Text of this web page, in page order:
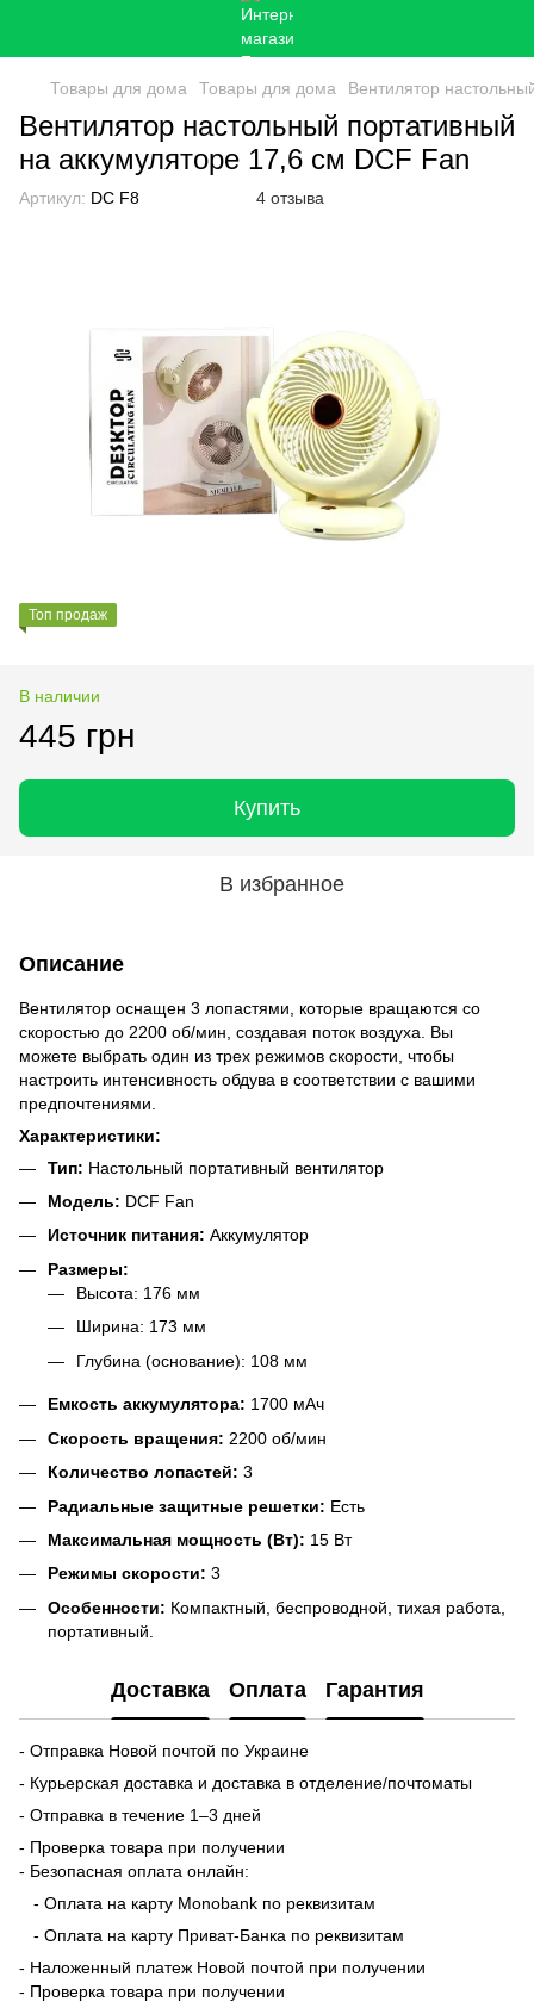
Товары для дома Товары для дома Вентилятор
Вентилятор настольный портативный
на аккумуляторе 17,6 см DCF Fan
Артикул: DC F8 4 отзыва
Топ продаж
В наличии
445 грн
Купить
В избранное
Описание
Вентилятор оснащен 3 лопастями, которые вращаются со
скоростью до 2200 об/мин, создавая поток воздуха. Вы
можете выбрать один из трех режимов скорости, чтобы
настроить интенсивность обдува в соответствии с вашими
предпочтениями.
Характеристики:
Тип: Настольный портативный вентилятор
Модель: DCF Fan
Источник питания: Аккумулятор
Размеры:
Высота: 176 мм
Ширина: 173 мм
Глубина (основание): 108 мм
Емкость аккумулятора: 1700 мАч
Скорость вращения: 2200 об/мин
Количество лопастей: 3
Радиальные защитные решетки: Есть
Максимальная мощность (Вт): 15 Вт
Режимы скорости: 3
Особенности: Компактный, беспроводной, тихая работа,
портативный.
Доставка Оплата Гарантия
- Отправка Новой почтой по Украине
- Курьерская доставка и доставка в отделение/почтоматы
- Отправка в течение 1–3 дней
- Проверка товара при получении
- Безопасная оплата онлайн:
- Оплата на карту Monobank по реквизитам
- Оплата на карту Приват-Банка по реквизитам
- Наложенный платеж Новой почтой при получении
- Проверка товара при получении